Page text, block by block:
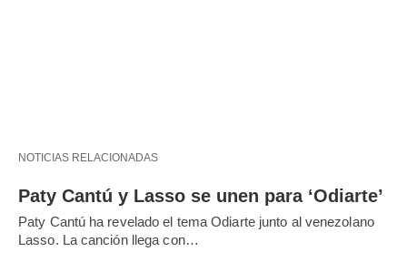
NOTICIAS RELACIONADAS
Paty Cantú y Lasso se unen para ‘Odiarte’
Paty Cantú ha revelado el tema Odiarte junto al venezolano
Lasso. La canción llega con…